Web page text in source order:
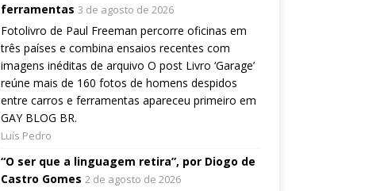
ferramentas 3 de agosto de 2026
Fotolivro de Paul Freeman percorre oficinas em
três países e combina ensaios recentes com
imagens inéditas de arquivo O post Livro ‘Garage’
reúne mais de 160 fotos de homens despidos
entre carros e ferramentas apareceu primeiro em
GAY BLOG BR.
Luís Pedro
“O ser que a linguagem retira”, por Diogo de
Castro Gomes 2 de agosto de 2026